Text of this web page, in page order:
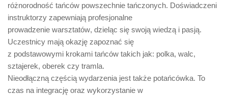
różnorodność tańców powszechnie tańczonych. Doświadczeni
instruktorzy zapewniają profesjonalne
prowadzenie warsztatów, dzieląc się swoją wiedzą i pasją.
Uczestnicy mają okazję zapoznać się
z podstawowymi krokami tańców takich jak: polka, walc,
sztajerek, oberek czy tramla.
Nieodłączną częścią wydarzenia jest także potańcówka. To
czas na integrację oraz wykorzystanie w